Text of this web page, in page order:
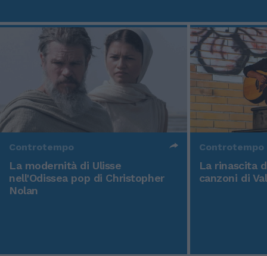
Controtempo
La modernità di Ulisse
nell'Odissea pop di Christopher
Nolan
Controtempo
La rinascita
canzoni di